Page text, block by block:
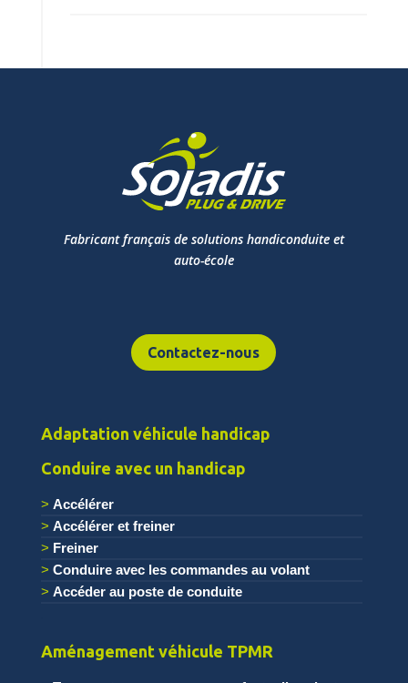
Fabricant français de solutions handiconduite et
auto-école
Contactez-nous
Adaptation véhicule handicap
Conduire avec un handicap
Accélérer
Accélérer et freiner
Freiner
Conduire avec les commandes au volant
Accéder au poste de conduite
Aménagement véhicule TPMR